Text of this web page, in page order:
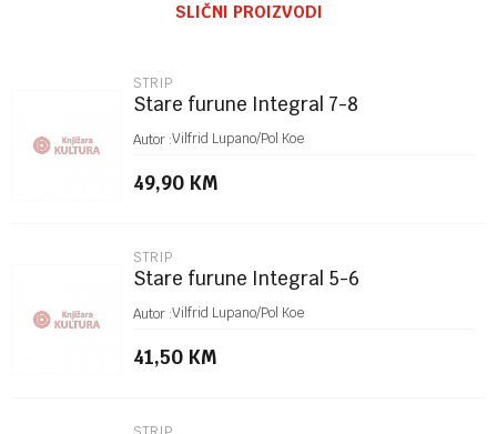
Poruka
POŠALJI
SLIČNI PROIZVODI
STRIP
Stare furune Integral 7-8
Autor :Vilfrid Lupano/Pol Koe
49,90 KM
STRIP
Stare furune Integral 5-6
Autor :Vilfrid Lupano/Pol Koe
41,50 KM